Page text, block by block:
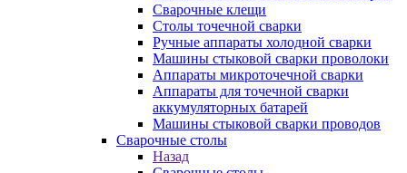
Сварочные клещи
Столы точечной сварки
Ручные аппараты холодной сварки
Машины стыковой сварки проволоки
Аппараты микроточечной сварки
Аппараты для точечной сварки
аккумуляторных батарей
Машины стыковой сварки проводов
Сварочные столы
Назад